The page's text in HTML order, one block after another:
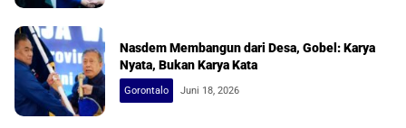
Nasdem Membangun dari Desa, Gobel: Karya
Nyata, Bukan Karya Kata
Gorontalo Juni 18, 2026